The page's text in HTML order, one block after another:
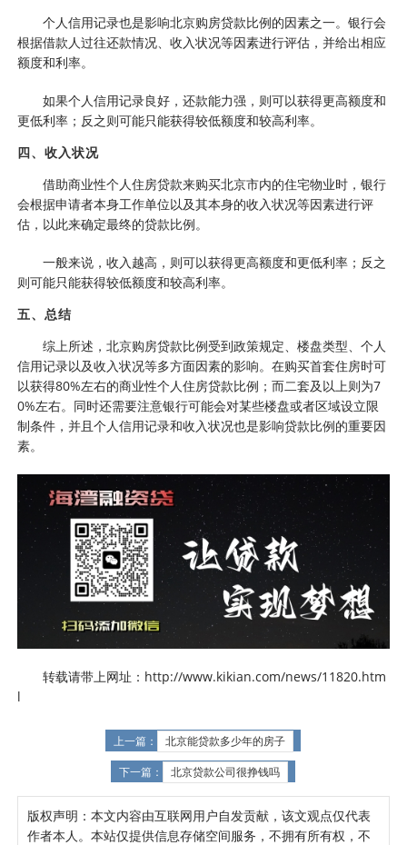
个人信用记录也是影响北京购房贷款比例的因素之一。银行会
根据借款人过往还款情况、收入状况等因素进行评估，并给出相应
额度和利率。
如果个人信用记录良好，还款能力强，则可以获得更高额度和
更低利率；反之则可能只能获得较低额度和较高利率。
四、收入状况
借助商业性个人住房贷款来购买北京市内的住宅物业时，银行
会根据申请者本身工作单位以及其本身的收入状况等因素进行评
估，以此来确定最终的贷款比例。
一般来说，收入越高，则可以获得更高额度和更低利率；反之
则可能只能获得较低额度和较高利率。
五、总结
综上所述，北京购房贷款比例受到政策规定、楼盘类型、个人
信用记录以及收入状况等多方面因素的影响。在购买首套住房时可
以获得80%左右的商业性个人住房贷款比例；而二套及以上则为7
0%左右。同时还需要注意银行可能会对某些楼盘或者区域设立限
制条件，并且个人信用记录和收入状况也是影响贷款比例的重要因
素。
转载请带上网址：http://www.kikian.com/news/11820.htm
l
上一篇： 北京能贷款多少年的房子
下一篇： 北京贷款公司很挣钱吗
版权声明：本文内容由互联网用户自发贡献，该文观点仅代表
作者本人。本站仅提供信息存储空间服务，不拥有所有权，不